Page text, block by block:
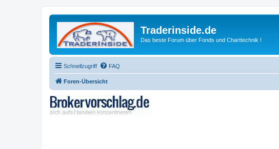
Traderinside.de
Das beste Forum über Fonds und Charttechnik !
Schnellzugriff FAQ
Foren-Übersicht